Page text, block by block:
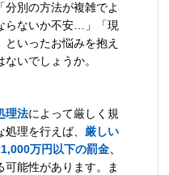
分別の方法が複雑でよ
らないか不安…」「現
いったお悩みを抱え
いでしょうか。
理法によって厳しく規
理を行えば、 厳しい
万円以下の罰金、
可能性があります。ま